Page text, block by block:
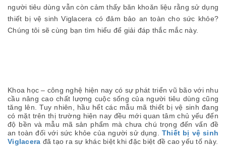
người tiêu dùng vẫn còn cảm thấy băn khoăn liệu rằng sử dụng
thiết bị vệ sinh Viglacera có đảm bảo an toàn cho sức khỏe?
Chúng tôi sẽ cùng bạn tìm hiểu để giải đáp thắc mắc này.
Khoa học – công nghệ hiện nay có sự phát triển vũ bão với nhu
cầu nâng cao chất lượng cuộc sống của người tiêu dùng cũng
tăng lên. Tuy nhiên, hầu hết các mẫu mã thiết bị vệ sinh đang
có mặt trên thị trường hiện nay đều mới quan tâm chủ yếu đến
độ bền và mẫu mã sản phẩm mà chưa chú trọng đến vấn đề
an toàn đối với sức khỏe của người sử dụng. Thiết bị vệ sinh
Viglacera đã tạo ra sự khác biệt khi đặc biệt đề cao yếu tố này.